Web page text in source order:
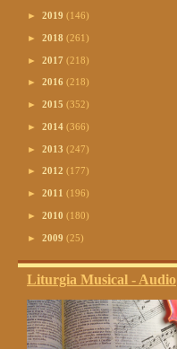
► 2019 (146)
► 2018 (261)
► 2017 (218)
► 2016 (218)
► 2015 (352)
► 2014 (366)
► 2013 (247)
► 2012 (177)
► 2011 (196)
► 2010 (180)
► 2009 (25)
Liturgia Musical - Audio